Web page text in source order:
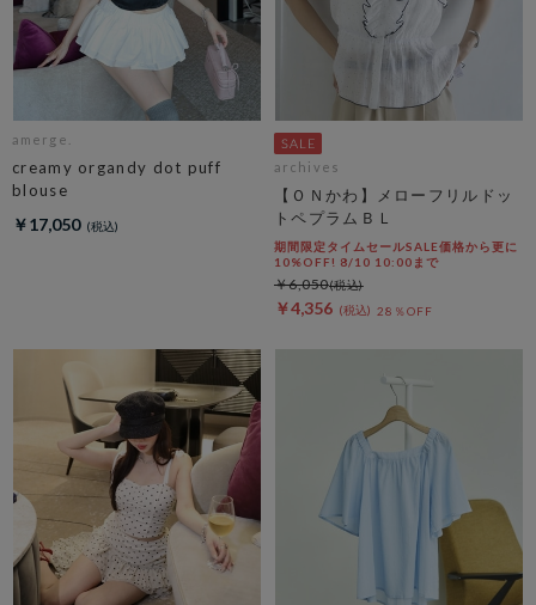
amerge.
creamy organdy dot puff
blouse
￥17,050
archives
【ＯＮかわ】メローフリルドッ
トペプラムＢＬ
期間限定タイムセールSALE価格から更に
10%OFF! 8/10 10:00まで
￥4,356 28％OFF
￥6,050